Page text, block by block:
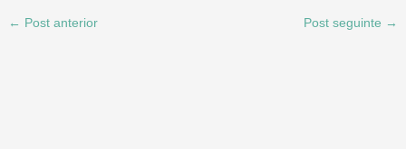
← Post anterior Post seguinte →